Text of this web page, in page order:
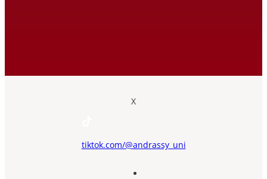
X
tiktok.com/@andrassy_uni